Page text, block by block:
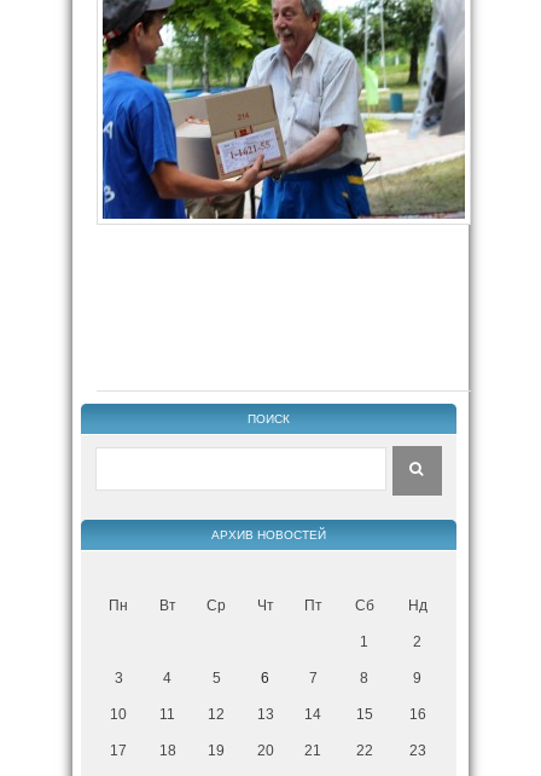
ПОИСК
АРХИВ НОВОСТЕЙ
Пн Вт Ср Чт Пт Сб Нд
1 2
3 4 5 6 7 8 9
10 11 12 13 14 15 16
17 18 19 20 21 22 23